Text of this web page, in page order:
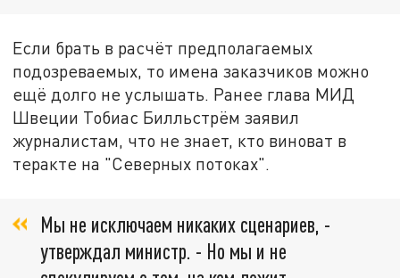
Если брать в расчёт предполагаемых
подозреваемых, то имена заказчиков можно
ещё долго не услышать. Ранее глава МИД
Швеции Тобиас Билльстрём заявил
журналистам, что не знает, кто виноват в
теракте на "Северных потоках".
Мы не исключаем никаких сценариев, -
утверждал министр. - Но мы и не